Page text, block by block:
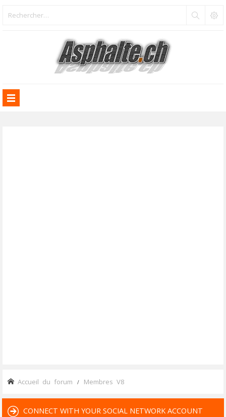
Accueil du forum Membres V8
CONNECT WITH YOUR SOCIAL NETWORK ACCOUNT